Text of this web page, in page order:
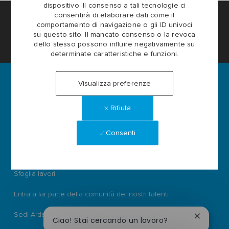
dispositivo. Il consenso a tali tecnologie ci
consentirà di elaborare dati come il
comportamento di navigazione o gli ID univoci
su questo sito. Il mancato consenso o la revoca
dello stesso possono influire negativamente su
determinate caratteristiche e funzioni.
Visualizza preferenze
Rifiuta
Consenti
Impostazioni dei cookie del sito Lavora con noi
Informazioni personali
Sfoglia lavori
Entra a far parte della comunità dei nostri talenti
Sedi Ardagh
Ciao! Stai cercando un lavoro?
Chiudi